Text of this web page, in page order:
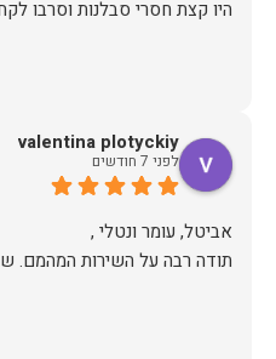
היו קצת חסרי סבלנות וסרבו
valentina plotyckiy
לפני 7 חודשים
תודה רבה על השירות המהמם.